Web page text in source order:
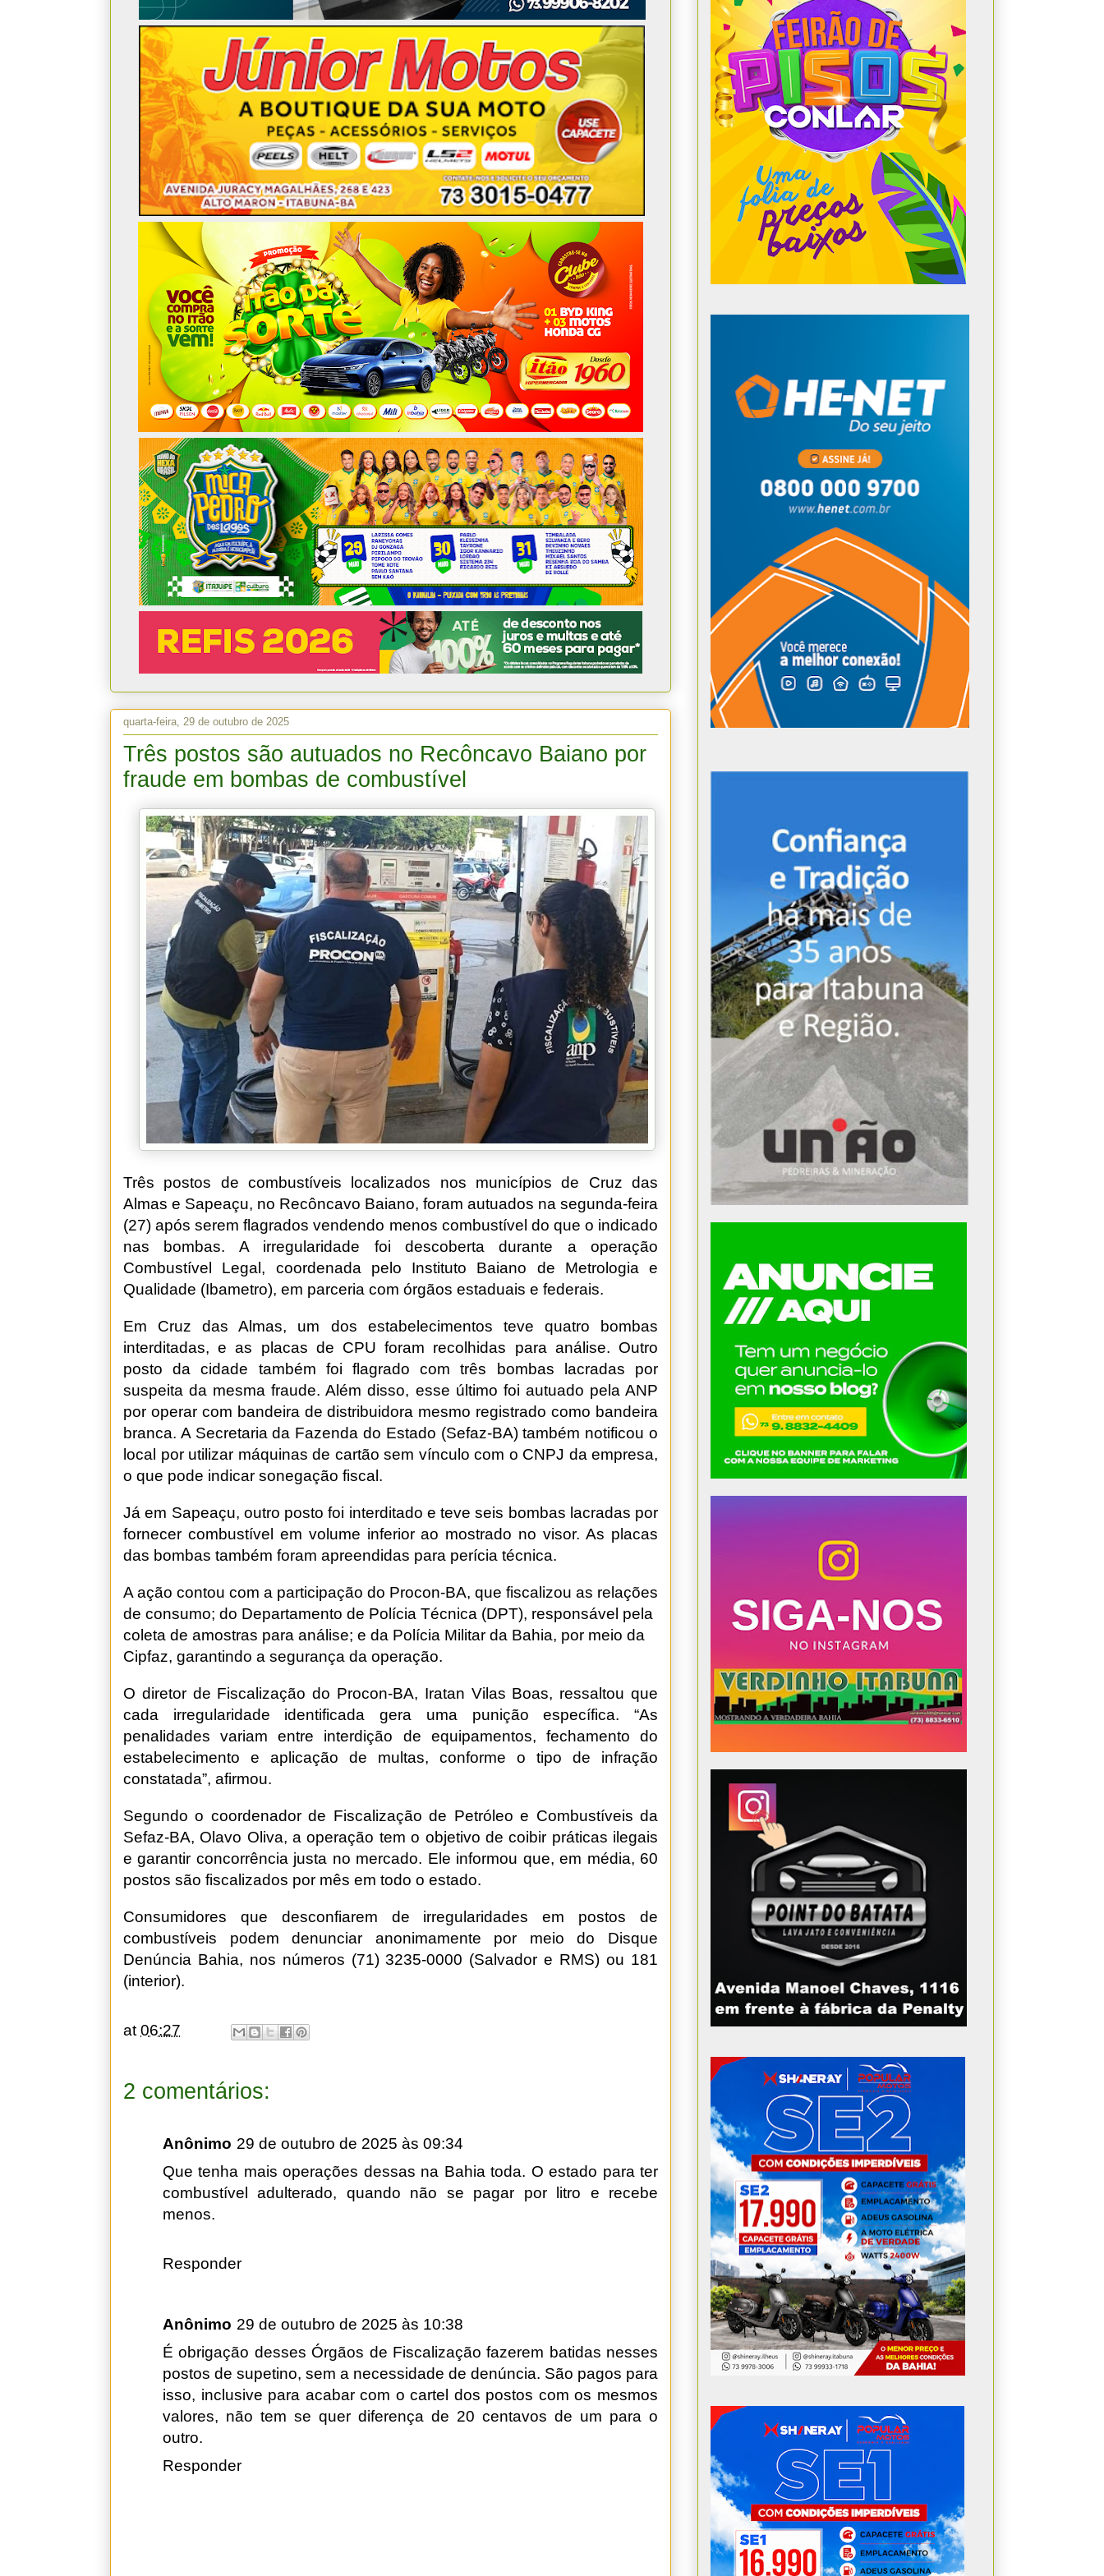
quarta-feira, 29 de outubro de 2025
Três postos são autuados no Recôncavo Baiano por
fraude em bombas de combustível
Três postos de combustíveis localizados nos municípios de Cruz das
Almas e Sapeaçu, no Recôncavo Baiano, foram autuados na segunda-feira
(27) após serem flagrados vendendo menos combustível do que o indicado
nas bombas. A irregularidade foi descoberta durante a operação
Combustível Legal, coordenada pelo Instituto Baiano de Metrologia e
Qualidade (Ibametro), em parceria com órgãos estaduais e federais.
Em Cruz das Almas, um dos estabelecimentos teve quatro bombas
interditadas, e as placas de CPU foram recolhidas para análise. Outro
posto da cidade também foi flagrado com três bombas lacradas por
suspeita da mesma fraude. Além disso, esse último foi autuado pela ANP
por operar com bandeira de distribuidora mesmo registrado como bandeira
branca. A Secretaria da Fazenda do Estado (Sefaz-BA) também notificou o
local por utilizar máquinas de cartão sem vínculo com o CNPJ da empresa,
o que pode indicar sonegação fiscal.
Já em Sapeaçu, outro posto foi interditado e teve seis bombas lacradas por
fornecer combustível em volume inferior ao mostrado no visor. As placas
das bombas também foram apreendidas para perícia técnica.
A ação contou com a participação do Procon-BA, que fiscalizou as relações
de consumo; do Departamento de Polícia Técnica (DPT), responsável pela
coleta de amostras para análise; e da Polícia Militar da Bahia, por meio da
Cipfaz, garantindo a segurança da operação.
O diretor de Fiscalização do Procon-BA, Iratan Vilas Boas, ressaltou que
cada irregularidade identificada gera uma punição específica. “As
penalidades variam entre interdição de equipamentos, fechamento do
estabelecimento e aplicação de multas, conforme o tipo de infração
constatada”, afirmou.
Segundo o coordenador de Fiscalização de Petróleo e Combustíveis da
Sefaz-BA, Olavo Oliva, a operação tem o objetivo de coibir práticas ilegais
e garantir concorrência justa no mercado. Ele informou que, em média, 60
postos são fiscalizados por mês em todo o estado.
Consumidores que desconfiarem de irregularidades em postos de
combustíveis podem denunciar anonimamente por meio do Disque
Denúncia Bahia, nos números (71) 3235-0000 (Salvador e RMS) ou 181
(interior).
at06:27
2 comentários:
Anônimo 29 de outubro de 2025 às 09:34
Que tenha mais operações dessas na Bahia toda. O estado para ter
combustível adulterado, quando não se pagar por litro e recebe
menos.
Responder
Anônimo 29 de outubro de 2025 às 10:38
É obrigação desses Órgãos de Fiscalização fazerem batidas nesses
postos de supetino, sem a necessidade de denúncia. São pagos para
isso, inclusive para acabar com o cartel dos postos com os mesmos
valores, não tem se quer diferença de 20 centavos de um para o
outro.
Responder